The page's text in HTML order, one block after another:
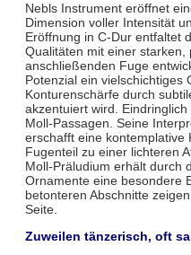
Nebls Instrument eröffnet
Dimension voller Intensität
Eröffnung in C-Dur entfaltet
Qualitäten mit einer
anschließenden Fuge
Potenzial ein vielschichtiges
Konturenschärfe durch
akzentuiert wird.
Moll-Passagen. Seine
erschafft eine kontemplative
Fugenteil zu einer lichteren
Moll-Präludium erhält durch
Ornamente eine besondere
betonteren Abschnitte
Seite.
Zuweilen tänzerisch, oft